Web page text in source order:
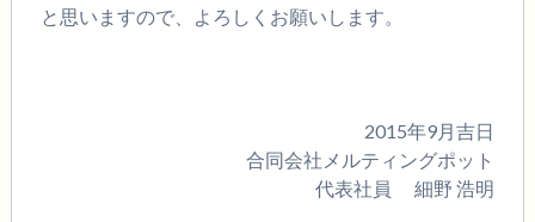
と思いますので、よろしくお願いします。
2015年9月吉日
合同会社メルティングポット
代表社員 細野 浩明